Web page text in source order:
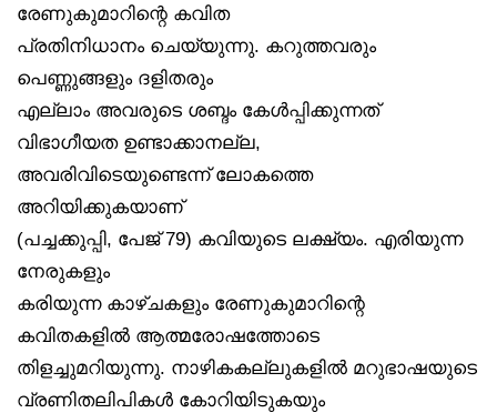
രേണുകുമാറിന്റെ കവിത
പ്രതിനിധാനം ചെയ്യുന്നു. കറുത്തവരും
പെണ്ണുങ്ങളും ദളിതരും
എല്ലാം അവരുടെ ശബ്ദം കേൾപ്പിക്കുന്നത്
വിഭാഗീയത ഉണ്ടാക്കാനല്ല,
അവരിവിടെയുണ്ടെന്ന് ലോകത്തെ
അറിയിക്കുകയാണ്
(പച്ചക്കുപ്പി, പേജ് 79) കവിയുടെ ലക്ഷ്യം. എരിയുന്ന
നേരുകളും
കരിയുന്ന കാഴ്ചകളും രേണുകുമാറിന്റെ
കവിതകളിൽ ആത്മരോഷത്തോടെ
തിളച്ചുമറിയുന്നു. നാഴികകല്ലുകളിൽ മറുഭാഷയുടെ
വ്രണിതലിപികൾ കോറിയിടുകയും